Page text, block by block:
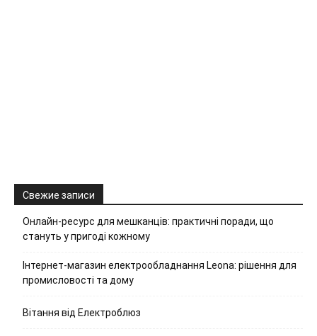
Свежие записи
Онлайн-ресурс для мешканців: практичні поради, що
стануть у пригоді кожному
Інтернет-магазин електрообладнання Leona: рішення для
промисловості та дому
Вітання від Електроблюз